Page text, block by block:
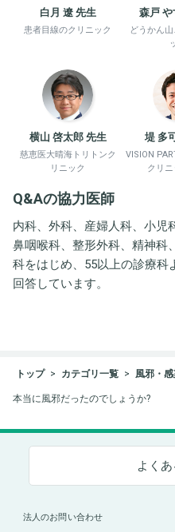
白月 遼 先生
患者目線のクリニック
森戸 や
どうかん
横山 啓太郎 先生
慈恵医大晴海トリトンク
リニック
堤 多
VISION
クリ
Q&Aの協力医師
内科、外科、産婦人科、小児
鼻咽喉科、整形外科、精神科
科をはじめ、55以上の診療科
回答しています。
トップ カテゴリ一覧 風邪・
本当に風邪だったのでしょうか?
よく
法人のお問い合わせ